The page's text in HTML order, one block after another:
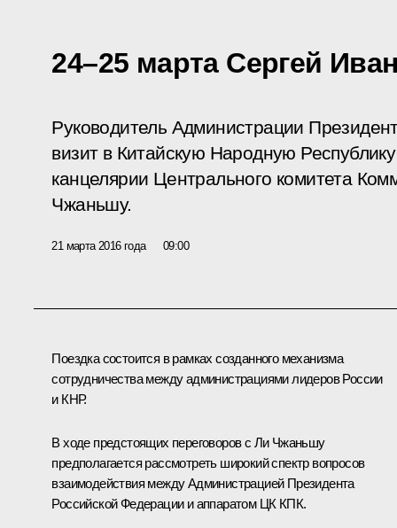
24–25 марта Сергей
Руководитель Администрации
визит в Китайскую Народную
канцелярии Центрального комитета
Чжаньшу.
21 марта 2016 года 09:00
Поездка состоится в рамках созданного механизма
сотрудничества между администрациями лидеров России
и КНР.
В ходе предстоящих переговоров с Ли Чжаньшу
предполагается рассмотреть широкий спектр вопросов
взаимодействия между Администрацией Президента
Российской Федерации и аппаратом ЦК КПК.